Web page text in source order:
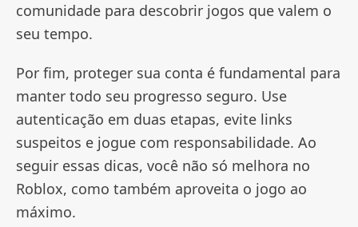
comunidade para descobrir jogos que valem o
seu tempo.
Por fim, proteger sua conta é fundamental para
manter todo seu progresso seguro. Use
autenticação em duas etapas, evite links
suspeitos e jogue com responsabilidade. Ao
seguir essas dicas, você não só melhora no
Roblox, como também aproveita o jogo ao
máximo.